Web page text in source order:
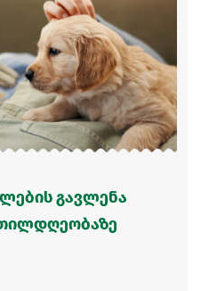
გავლენა